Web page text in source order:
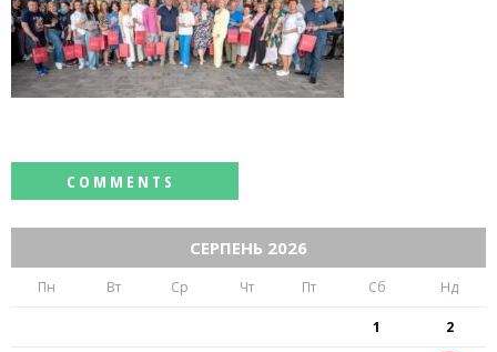
СЕРПЕНЬ 2026
Пн Вт Ср Чт Пт Сб Нд
1 2